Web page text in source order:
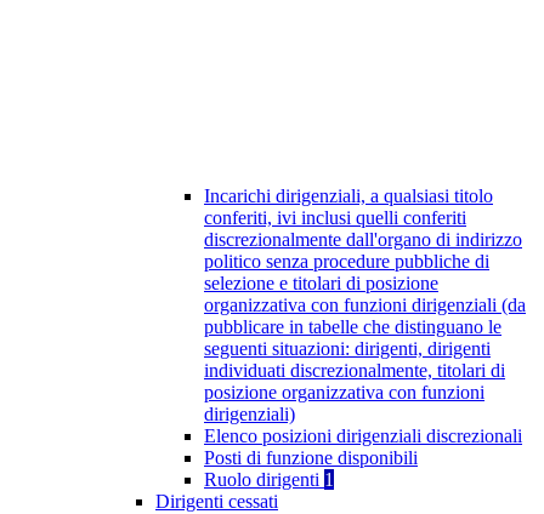
Incarichi dirigenziali, a qualsiasi titolo
conferiti, ivi inclusi quelli conferiti
discrezionalmente dall'organo di indirizzo
politico senza procedure pubbliche di
selezione e titolari di posizione
organizzativa con funzioni dirigenziali (da
pubblicare in tabelle che distinguano le
seguenti situazioni: dirigenti, dirigenti
individuati discrezionalmente, titolari di
posizione organizzativa con funzioni
dirigenziali)
Elenco posizioni dirigenziali discrezionali
Posti di funzione disponibili
Ruolo dirigenti 1
Dirigenti cessati